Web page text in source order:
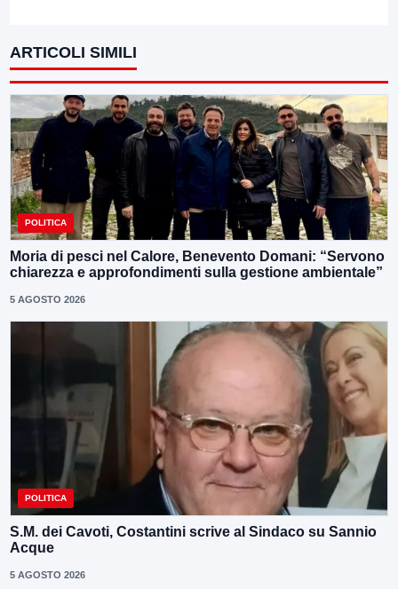
ARTICOLI SIMILI
POLITICA
Moria di pesci nel Calore, Benevento Domani: “Servono
chiarezza e approfondimenti sulla gestione ambientale”
5 AGOSTO 2026
POLITICA
S.M. dei Cavoti, Costantini scrive al Sindaco su Sannio
Acque
5 AGOSTO 2026